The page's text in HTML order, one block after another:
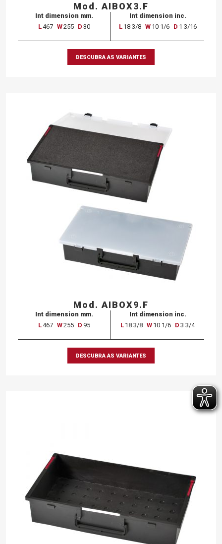
Mod. AIBOX3.F
Int dimension mm.
L467 W255 D 30
Int dimension inc.
L 18 3/8 W 10 1/6 D 1 3/16
DESCUBRA AS VARIANTES
Mod. AIBOX9.F
Int dimension mm.
L467 W255 D 95
Int dimension inc.
L 18 3/8 W 10 1/6 D 3 3/4
DESCUBRA AS VARIANTES